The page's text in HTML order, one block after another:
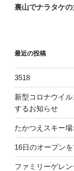
ー
の
裏山でナラタケの
最近の投稿
3518
新型コロナウイ
するお知らせ
たかつえスキー場
16日のオープン
ファミリーゲレ